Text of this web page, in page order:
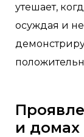
утешает,
осуждая и
и домах